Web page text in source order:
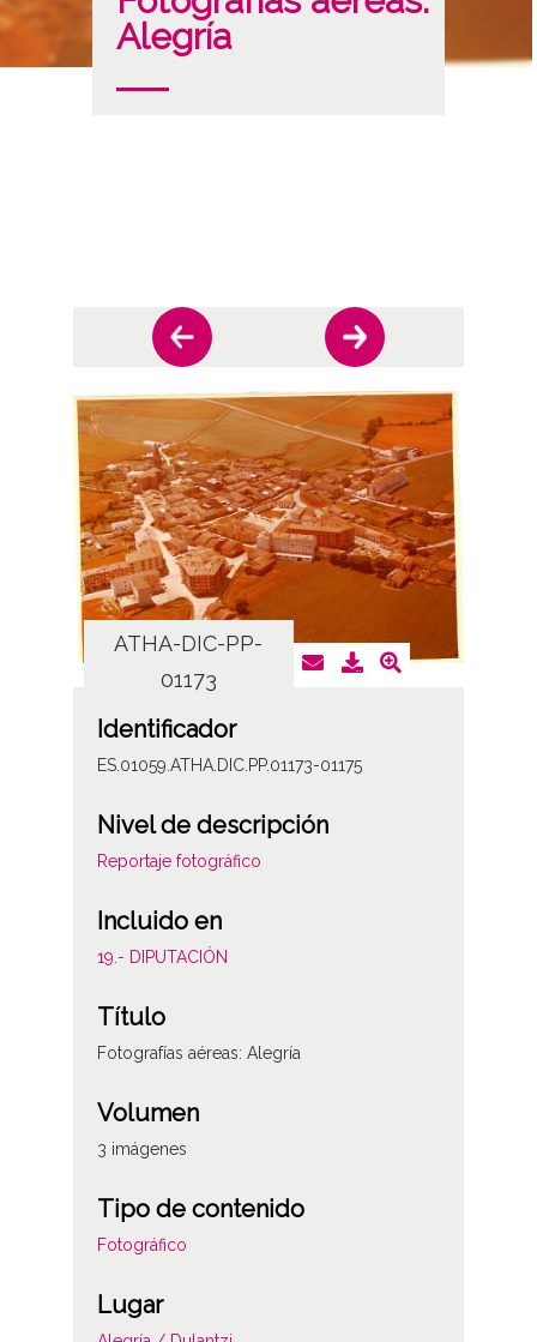
Alegría
ATHA-DIC-PP-
01173
Identificador
ES.01059.ATHA.DIC.PP.01173-01175
Nivel de descripción
Reportaje fotográfico
Incluido en
19.- DIPUTACIÓN
Título
Fotografías aéreas: Alegría
Volumen
3 imágenes
Tipo de contenido
Fotográfico
Lugar